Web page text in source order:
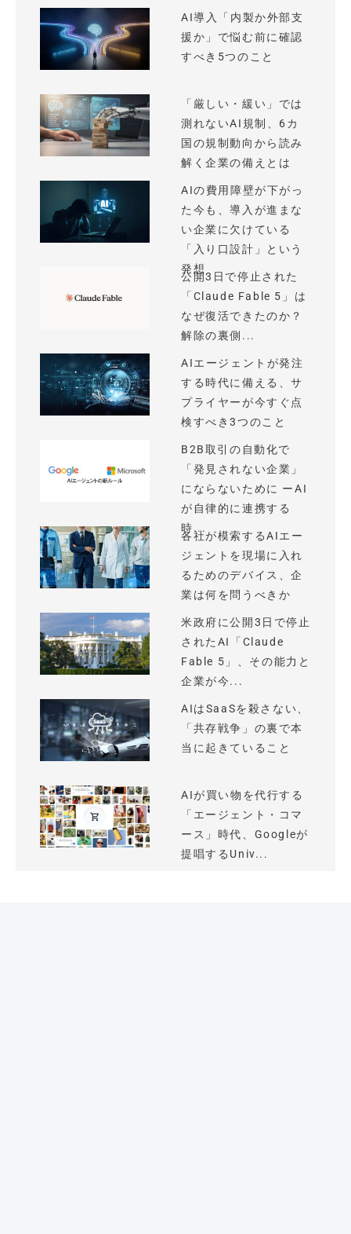
AI導入「内製か外部支
援か」で悩む前に確認
すべき5つのこと
「厳しい・緩い」では
測れないAI規制、6カ
国の規制動向から読み
解く企業の備えとは
AIの費用障壁が下がっ
た今も、導入が進まな
い企業に欠けている
「入り口設計」という
発想
公開3日で停止された
「Claude Fable 5」は
なぜ復活できたのか？
解除の裏側...
AIエージェントが発注
する時代に備える、サ
プライヤーが今すぐ点
検すべき3つのこと
B2B取引の自動化で
「発見されない企業」
にならないために ーAI
が自律的に連携する
時...
各社が模索するAIエー
ジェントを現場に入れ
るためのデバイス、企
業は何を問うべきか
米政府に公開3日で停止
されたAI「Claude
Fable 5」、その能力と
企業が今...
AIはSaaSを殺さない、
「共存戦争」の裏で本
当に起きていること
AIが買い物を代行する
「エージェント・コマ
ース」時代、Googleが
提唱するUniv...